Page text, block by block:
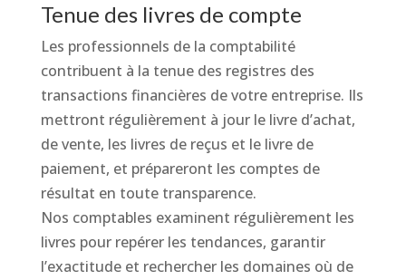
Tenue des livres de compte
Les professionnels de la comptabilité
contribuent à la tenue des registres des
transactions financières de votre entreprise. Ils
mettront régulièrement à jour le livre d’achat,
de vente, les livres de reçus et le livre de
paiement, et prépareront les comptes de
résultat en toute transparence.
Nos comptables examinent régulièrement les
livres pour repérer les tendances, garantir
l’exactitude et rechercher les domaines où de